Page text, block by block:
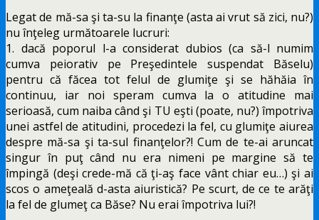
Legat de mă-sa şi ta-su la finanţe (asta ai vrut să zici, nu?)
nu înţeleg următoarele lucruri:
1. dacă poporul l-a considerat dubios (ca să-l numim
cumva peiorativ pe Preşedintele suspendat Băselu)
pentru că făcea tot felul de glumiţe şi se hăhăia în
continuu, iar noi speram cumva la o atitudine mai
serioasă, cum naiba când şi TU eşti (poate, nu?) împotriva
unei astfel de atitudini, procedezi la fel, cu glumiţe aiurea
despre mă-sa şi ta-sul finanţelor?! Cum de te-ai aruncat
singur în puţ când nu era nimeni pe margine să te
împingă (deşi crede-mă că ţi-aş face vânt chiar eu…) şi ai
scos o ameţeală d-asta aiuristică? Pe scurt, de ce te arăţi
la fel de glumeţ ca Băse? Nu erai împotriva lui?!